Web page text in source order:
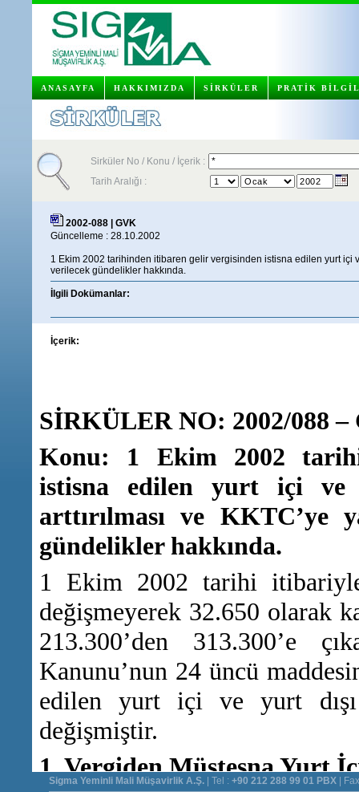
ANASAYFA HAKKIMIZDA SİRKÜLER PRATİK
Sirküler No / Konu / İçerik :
Tarih Aralığı :
2002-088 | GVK
Güncelleme : 28.10.2002
1 Ekim 2002 tarihinden itibaren gelir vergisinden istisna edilen yurt içi
verilecek gündelikler hakkında.
İlgili Dokümanlar:
İçerik:
Sigma Yeminli Mali Müşavirlik A.Ş. | Tel : +90 212 288 99 01 PBX |